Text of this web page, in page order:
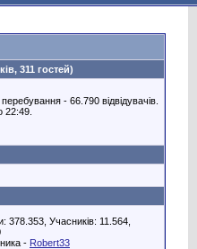
311 гостей)
- 66.790 відвідувачів.
22:49.
378.353, Учасників: 11.564,
- Robert33